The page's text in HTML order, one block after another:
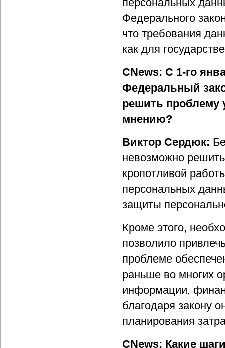
Федерального
что требования
как для
CNews: С 1-го
Федеральный
решить проблему
мнению?
Виктор Сердюк:
невозможно
кропотливой
персональных
защиты
Кроме этого,
позволило
проблеме
раньше во многих
информации,
благодаря закону
планирования
CNews: Какие